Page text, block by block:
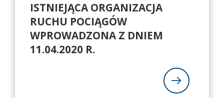
ISTNIEJĄCA ORGANIZACJA
RUCHU POCIĄGÓW
WPROWADZONA Z DNIEM
11.04.2020 R.